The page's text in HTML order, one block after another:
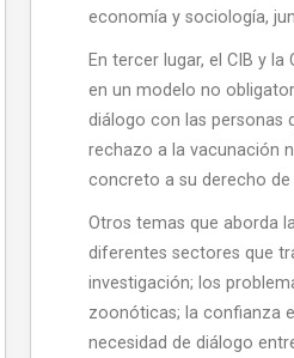
economía y sociología,
En tercer lugar, el CIB y
en un modelo no
diálogo con las personas
rechazo a la vacunación
concreto a su derecho
Otros temas que aborda
diferentes sectores que
investigación; los
zoonóticas; la confianza
necesidad de diálogo